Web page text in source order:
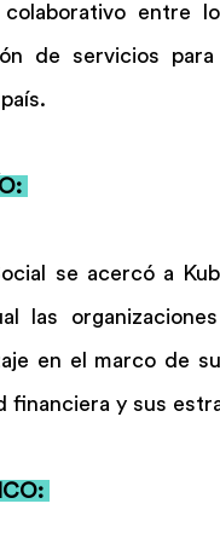
colaborativo entre
de servicios
se acercó a
las
en el marco de
financiera y sus